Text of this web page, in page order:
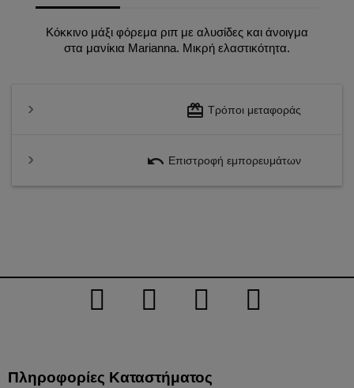
Κόκκινο μάξι φόρεμα ριπ με αλυσίδες και άνοιγμα
στα μανίκια Marianna. Μικρή ελαστικότητα.
redeem Τρόποι μεταφοράς
undo Επιστροφή εμπορευμάτων
Πληροφορίες Καταστήματος